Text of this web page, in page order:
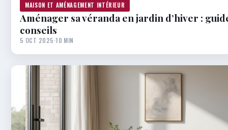
MAISON ET AMÉNAGEMENT INTÉRIEUR
Aménager sa véranda en jardin d’hiver :
conseils
5 OCT 2025·10 MIN